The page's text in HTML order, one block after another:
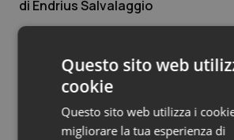
Salute orale & impianti
Sangue & coagulazione
Tiroide
Endrius Salvalaggio
10 Giugno 2021
Questo sito web
cookie
Questo sito web utilizza i
migliorare la tua esperienza di